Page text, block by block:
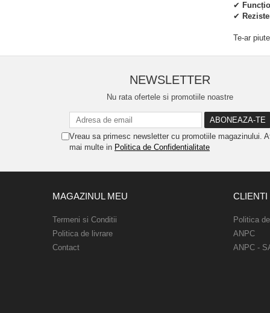
✔
✔
Te-ar
NEWSLETTER
Nu rata ofertele si promotiile noastre
Vreau sa primesc newsletter cu promotiile magazinului.
mai multe in Politica de Confidentialitate
MAGAZINUL MEU
Termeni si Conditii
Politica de livrare
Contact
CLIENTI
Politica
ANPC
ANPC -